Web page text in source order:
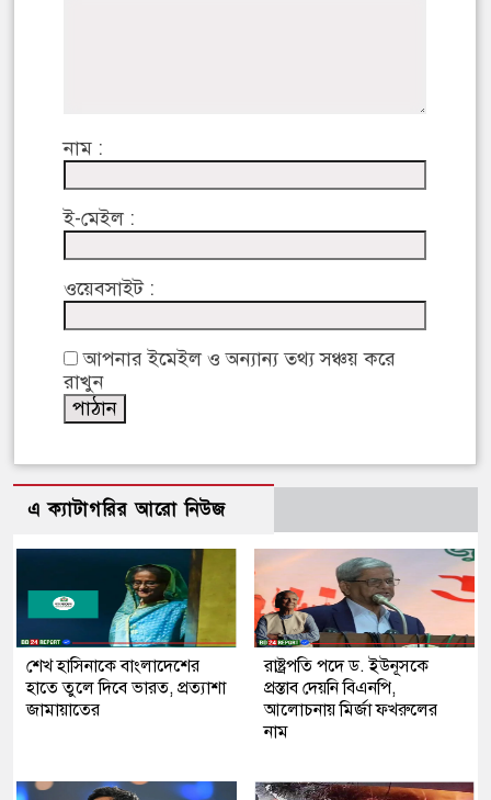
নাম :
ই-মেইল :
ওয়েবসাইট :
আপনার ইমেইল ও অন্যান্য তথ্য সঞ্চয় করে
রাখুন
এ ক্যাটাগরির আরো নিউজ
শেখ হাসিনাকে বাংলাদেশের
হাতে তুলে দিবে ভারত, প্রত্যাশা
জামায়াতের
রাষ্ট্রপতি পদে ড. ইউনূসকে
প্রস্তাব দেয়নি বিএনপি,
আলোচনায় মির্জা ফখরুলের
নাম